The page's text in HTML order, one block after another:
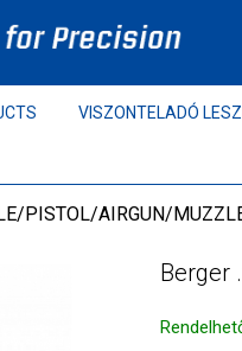
VISZONTELADÓ
PISTOL/AIRGUN/
Berger